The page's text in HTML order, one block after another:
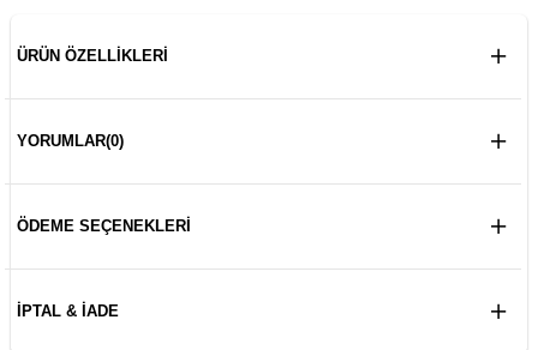
ÜRÜN ÖZELLIKLERI
YORUMLAR(0)
ÖDEME SEÇENEKLERI
İPTAL & İADE